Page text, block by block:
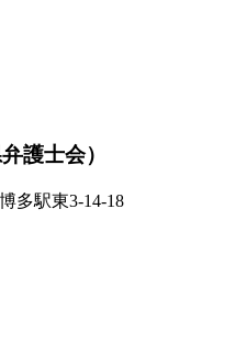
護士会）
多駅東3-14-18